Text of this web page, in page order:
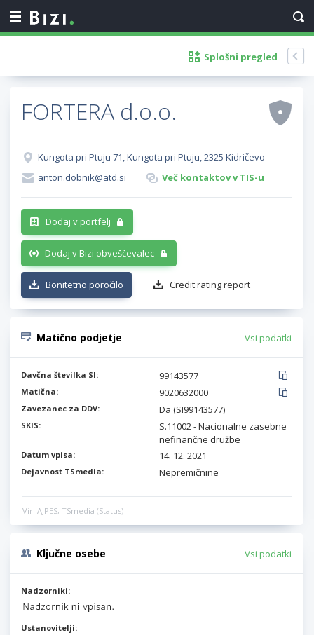
Splošni pregled
FORTERA d.o.o.
Kungota pri Ptuju 71, Kungota pri Ptuju, 2325 Kidričevo
anton.dobnik@atd.si
Več kontaktov v TIS-u
Dodaj v portfelj
Dodaj v Bizi obveščevalec
Bonitetno poročilo Credit rating report
Matično podjetje Vsi podatki
Davčna številka SI: 99143577
Matična: 9020632000
Zavezanec za DDV: Da (SI99143577)
SKIS:
S.11002 - Nacionalne zasebne
nefinančne družbe
Datum vpisa: 14. 12. 2021
Dejavnost TSmedia: Nepremičnine
Vir: AJPES, TSmedia (Status)
Ključne osebe Vsi podatki
Nadzorniki:
Ustanovitelji: